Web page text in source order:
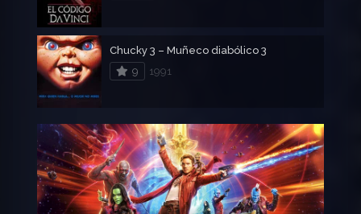
Chucky 3 – Muñeco diabólico 3
9
1991